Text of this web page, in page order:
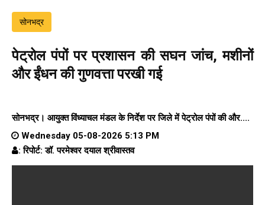
सोनभद्र
पेट्रोल पंपों पर प्रशासन की सघन जांच, मशीनों
और ईंधन की गुणवत्ता परखी गई
सोनभद्र। आयुक्त विंध्याचल मंडल के निर्देश पर जिले में पेट्रोल पंपों की और....
Wednesday 05-08-2026 5:13 PM
: रिपोर्ट: डॉ. परमेश्वर दयाल श्रीवास्तव